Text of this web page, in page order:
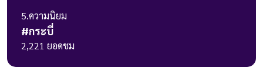
5.ความนิยม
#กระบี่
2,221 ยอดชม